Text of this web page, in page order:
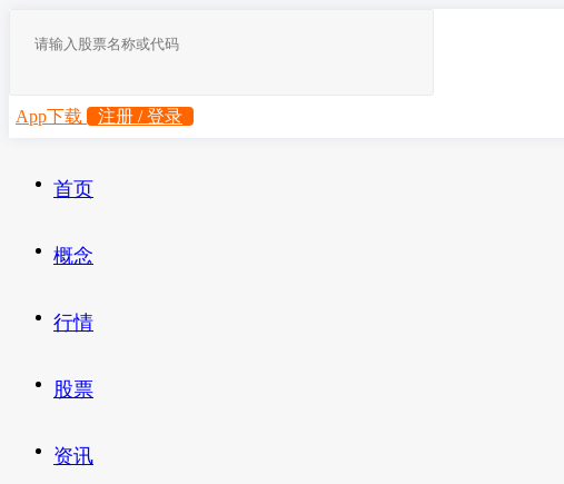
App下载 注册 / 登录
首页
概念
行情
股票
资讯